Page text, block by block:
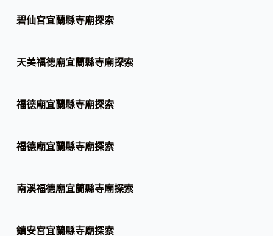
碧仙宮宜蘭縣寺廟探索
天美福德廟宜蘭縣寺廟探索
福德廟宜蘭縣寺廟探索
福德廟宜蘭縣寺廟探索
南溪福德廟宜蘭縣寺廟探索
鎮安宮宜蘭縣寺廟探索